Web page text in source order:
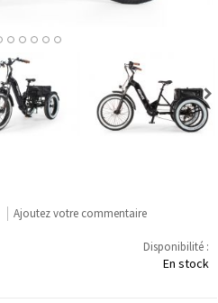
Ajoutez votre commentaire
Disponibilité :
En stock